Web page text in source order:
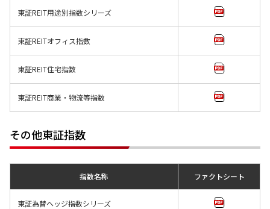
東証REIT用途別指数シリーズ
東証REITオフィス指数
東証REIT住宅指数
東証REIT商業・物流等指数
その他東証指数
指数名称 ファクトシート
東証為替ヘッジ指数シリーズ